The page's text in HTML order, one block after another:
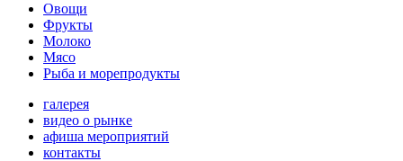
Овощи
Фрукты
Молоко
Мясо
Рыба и морепродукты
галерея
видео о рынке
афиша мероприятий
контакты